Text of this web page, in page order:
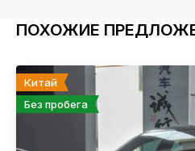
ПОХОЖИЕ
Китай
Без пробега